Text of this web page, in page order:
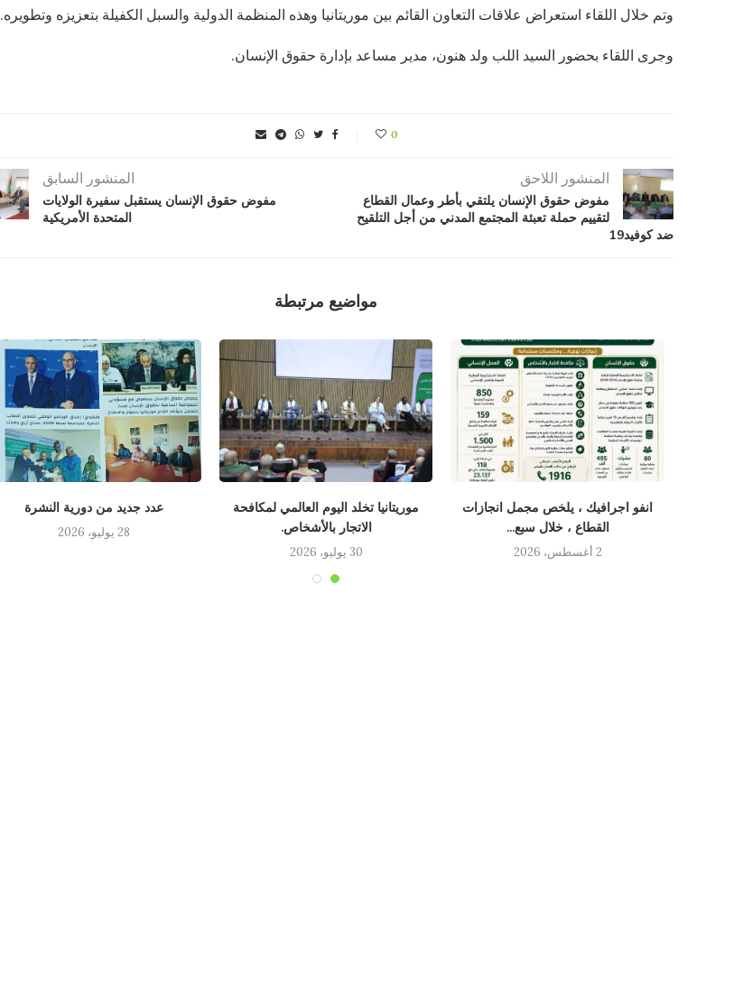
وتم خلال اللقاء استعراض علاقات التعاون القائم بين موريتانيا وهذه المنظمة الدولية والسبل الكفيلة بتعزيزه وتطويره.
وجرى اللقاء بحضور السيد اللب ولد هنون، مدير مساعد بإدارة حقوق الإنسان.
0
المنشور السابق
مفوض حقوق الإنسان يستقبل سفيرة الولايات
المتحدة الأمريكية
المنشور اللاحق
مفوض حقوق الإنسان يلتقي بأطر وعمال القطاع
لتقييم حملة تعبئة المجتمع المدني من أجل التلقيح
ضد كوفيد19
مواضيع مرتبطة
انفو اجرافيك ، يلخص مجمل انجازات
القطاع ، خلال سبع...
2 أغسطس، 2026
موريتانيا تخلد اليوم العالمي لمكافحة
الاتجار بالأشخاص.
30 يوليو، 2026
عدد جديد من دورية النشرة
28 يوليو، 2026